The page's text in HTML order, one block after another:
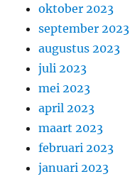
oktober 2023
september 2023
augustus 2023
juli 2023
mei 2023
april 2023
maart 2023
februari 2023
januari 2023